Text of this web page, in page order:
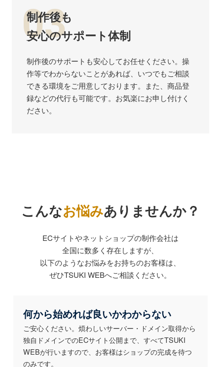
03
制作後も
安心のサポート体制
制作後のサポートも安心してお任せください。操
作等でわからないことがあれば、いつでもご相談
できる環境をご用意しております。また、商品登
録などの代行も可能です。お気楽にお申し付けく
ださい。
こんなお悩みありませんか？
ECサイトやネットショップの制作会社は
全国に数多く存在しますが、
以下のようなお悩みをお持ちのお客様は、
ぜひTSUKI WEBへご相談ください。
何から始めれば良いかわからない
ご安心ください。煩わしいサーバー・ドメイン取得から
独自ドメインでのECサイト公開まで、すべてTSUKI
WEBが行いますので、お客様はショップの完成を待つ
のみです。